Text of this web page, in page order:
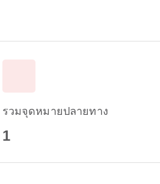
รวมจุดหมายปลายทาง
1